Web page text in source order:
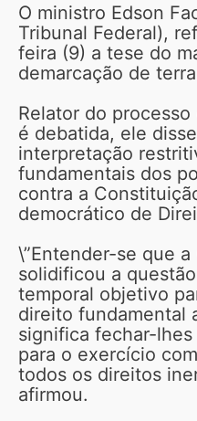
O ministro Edson
Tribunal Federal),
feira (9) a tese do
demarcação de
Relator do
é debatida, ele
interpretação
fundamentais dos
contra a
democrático de
\”Entender-se que
solidificou a
temporal objetivo
direito fundamental
significa fechar-
para o exercício
todos os direitos
afirmou.